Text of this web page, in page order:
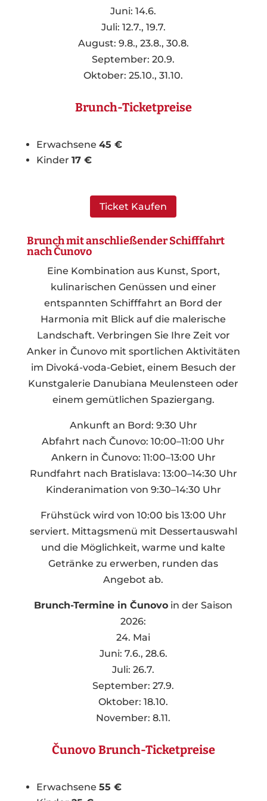
Juni: 14.6.
Juli: 12.7., 19.7.
August: 9.8., 23.8., 30.8.
September: 20.9.
Oktober: 25.10., 31.10.
Brunch-Ticketpreise
Erwachsene 45 €
Kinder 17 €
Ticket Kaufen
Brunch mit anschließender Schifffahrt
nach Čunovo
Eine Kombination aus Kunst, Sport,
kulinarischen Genüssen und einer
entspannten Schifffahrt an Bord der
Harmonia mit Blick auf die malerische
Landschaft. Verbringen Sie Ihre Zeit vor
Anker in Čunovo mit sportlichen Aktivitäten
im Divoká-voda-Gebiet, einem Besuch der
Kunstgalerie Danubiana Meulensteen oder
einem gemütlichen Spaziergang.
Ankunft an Bord: 9:30 Uhr
Abfahrt nach Čunovo: 10:00–11:00 Uhr
Ankern in Čunovo: 11:00–13:00 Uhr
Rundfahrt nach Bratislava: 13:00–14:30 Uhr
Kinderanimation von 9:30–14:30 Uhr
Frühstück wird von 10:00 bis 13:00 Uhr
serviert. Mittagsmenü mit Dessertauswahl
und die Möglichkeit, warme und kalte
Getränke zu erwerben, runden das
Angebot ab.
Brunch-Termine in Čunovo in der Saison
2026:
24. Mai
Juni: 7.6., 28.6.
Juli: 26.7.
September: 27.9.
Oktober: 18.10.
November: 8.11.
Čunovo Brunch-Ticketpreise
Erwachsene 55 €